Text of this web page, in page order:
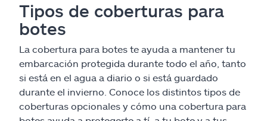
ir
Seguros y más
Recursos
Tipos de coberturas para
botes
La cobertura para botes te ayuda a mantener tu
embarcación protegida durante todo el año, tanto
si está en el agua a diario o si está guardado
durante el invierno. Conoce los distintos tipos de
coberturas opcionales y cómo una cobertura para